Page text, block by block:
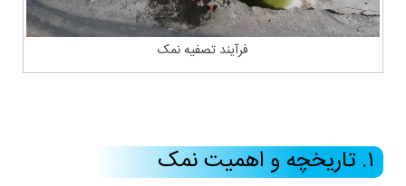
فرآیند تصفیه نمک
۱. تاریخچه و اهمیت نمک